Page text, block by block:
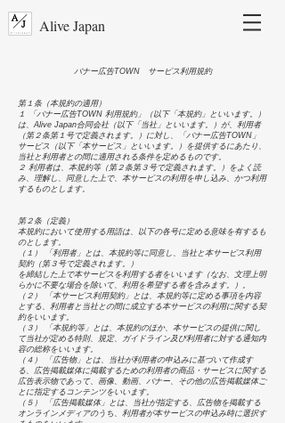
Alive Japan
バナー広告TOWN サービス利用規約
第１条（本規約の適用）
１ 「バナー広告TOWN 利用規約」（以下「本規約」といいます。）
は、Alive Japan合同会社（以下「当社」といいます。）が、利用者
（第２条第１号で定義されます。）に対し、「バナー広告TOWN」
サービス（以下「本サービス」といいます。）を提供するにあたり、
当社と利用者との間に適用される条件を定めるものです。
２ 利用者は、本規約等（第２条第３号で定義されます。）をよく読
み、理解し、同意した上で、本サービスの利用を申し込み、かつ利用
するものとします。
第２条（定義）
本規約において使用する用語は、以下の各号に定める意味を有するも
のとします。
（１） 「利用者」とは、本規約等に同意し、当社と本サービス利用
契約（第３号で定義されます。）
を締結した上で本サービスを利用する者をいいます（なお、文理上明
らかに不要な場合を除いて、利用を希望する者を含みます。）。
（２） 「本サービス利用契約」とは、本規約等に定める事項を内容
とする、利用者と当社との間に成立する本サービスの利用に関する契
約をいいます。
（３） 「本規約等」とは、本規約のほか、本サービスの提供に関し
て当社が定める特則、規定、ガイドライン及び利用者に対する通知内
容の総称をいいます。
（４） 「広告物」とは、当社が利用者の申込みに基づいて作成す
る、広告掲載媒体に掲載するための利用者の商品・サービスに関する
広告表示物であって、画像、動画、バナー、その他の広告掲載媒体ご
とに指定するコンテンツをいいます。
（５） 「広告掲載媒体」とは、当社が指定する、広告物を掲載する
オンラインメディアのうち、利用者が本サービスの申込み時に選択す